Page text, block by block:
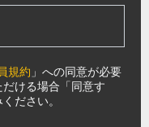
規約 」への同意が必要
ける場合「同意す
ださい。